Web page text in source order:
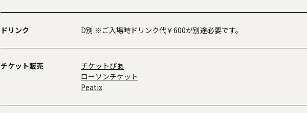
ドリンク D別 ※ご入場時ドリンク代￥600が別途必要です。
チケット販売
チケットぴあ
ローソンチケット
Peatix